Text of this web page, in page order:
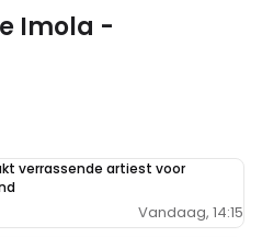
Imola -
verrassende artiest voor
Vandaag, 14:15